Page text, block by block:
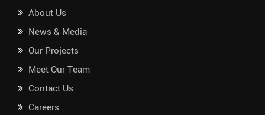
About Us
News & Media
Our Projects
Meet Our Team
Contact Us
Careers